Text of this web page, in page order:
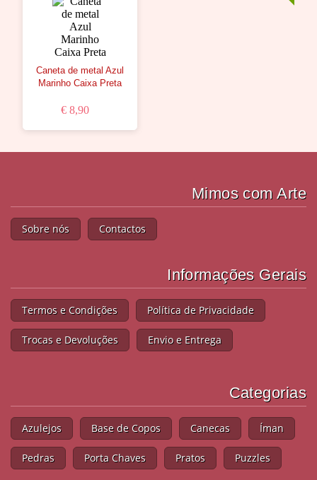
Caneta de metal Azul
Marinho Caixa Preta
€ 8,90
Mimos com Arte
Sobre nós Contactos
Informações Gerais
Termos e Condições Política de Privacidade
Trocas e Devoluções Envio e Entrega
Categorias
Azulejos Base de Copos Canecas Íman
Pedras Porta Chaves Pratos Puzzles